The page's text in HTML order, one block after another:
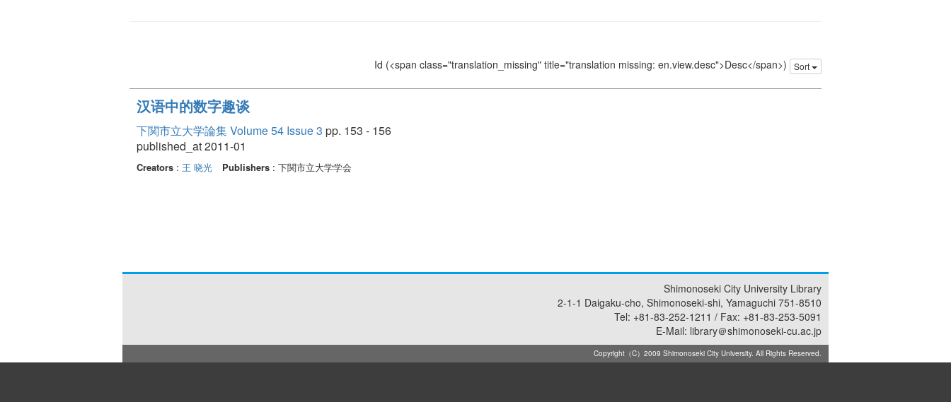
Id (<span class="translation_missing" title="translation missing: en.view.desc">Desc</span>) Sort
汉语中的数字趣谈
下関市立大学論集 Volume 54 Issue 3 pp. 153 - 156
published_at 2011-01
Creators : 王 晓光 Publishers : 下関市立大学学会
Shimonoseki City University Library
2-1-1 Daigaku-cho, Shimonoseki-shi, Yamaguchi 751-8510
Tel: +81-83-252-1211 / Fax: +81-83-253-5091
E-Mail: library＠shimonoseki-cu.ac.jp
Copyright（C）2009 Shimonoseki City University. All Rights Reserved.